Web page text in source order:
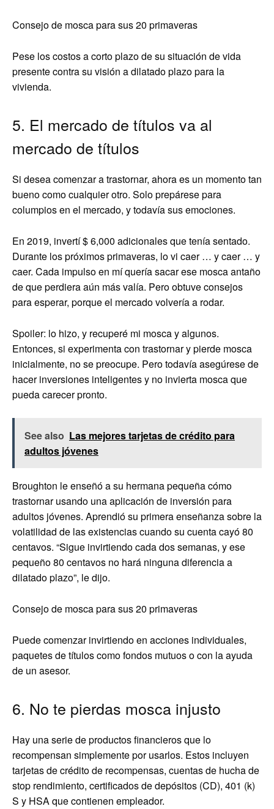
Consejo de mosca para sus 20 primaveras
Pese los costos a corto plazo de su situación de vida
presente contra su visión a dilatado plazo para la
vivienda.
5. El mercado de títulos va al
mercado de títulos
Si desea comenzar a trastornar, ahora es un momento tan
bueno como cualquier otro. Solo prepárese para
columpios en el mercado, y todavía sus emociones.
En 2019, invertí $ 6,000 adicionales que tenía sentado.
Durante los próximos primaveras, lo vi caer … y caer … y
caer. Cada impulso en mí quería sacar ese mosca antaño
de que perdiera aún más valía. Pero obtuve consejos
para esperar, porque el mercado volvería a rodar.
Spoiler: lo hizo, y recuperé mi mosca y algunos.
Entonces, si experimenta con trastornar y pierde mosca
inicialmente, no se preocupe. Pero todavía asegúrese de
hacer inversiones inteligentes y no invierta mosca que
pueda carecer pronto.
See also Las mejores tarjetas de crédito para
adultos jóvenes
Broughton le enseñó a su hermana pequeña cómo
trastornar usando una aplicación de inversión para
adultos jóvenes. Aprendió su primera enseñanza sobre la
volatilidad de las existencias cuando su cuenta cayó 80
centavos. “Sigue invirtiendo cada dos semanas, y ese
pequeño 80 centavos no hará ninguna diferencia a
dilatado plazo”, le dijo.
Consejo de mosca para sus 20 primaveras
Puede comenzar invirtiendo en acciones individuales,
paquetes de títulos como fondos mutuos o con la ayuda
de un asesor.
6. No te pierdas mosca injusto
Hay una serie de productos financieros que lo
recompensan simplemente por usarlos. Estos incluyen
tarjetas de crédito de recompensas, cuentas de hucha de
stop rendimiento, certificados de depósitos (CD), 401 (k)
S y HSA que contienen empleador.